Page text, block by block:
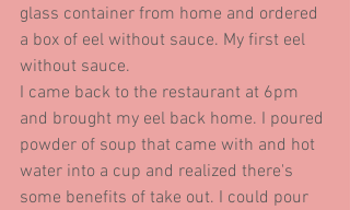
glass container from home and ordered
a box of eel without sauce. My first eel
without sauce.
I came back to the restaurant at 6pm
and brought my eel back home. I poured
powder of soup that came with and hot
water into a cup and realized there's
some benefits of take out. I could pour